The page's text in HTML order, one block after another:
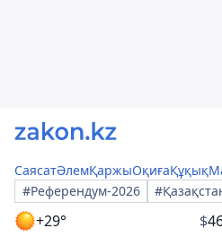
СаясатӘлемҚаржыОқиғаҚұқық
#Референдум-2026
+29° $